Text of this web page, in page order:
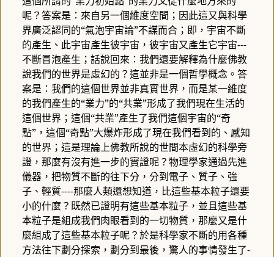
呢？答案是：來自另一個維度空間；因此這又與科學
界廣泛認同的“氣泡宇宙論”不謀而合；即，宇宙不斷
的產生、此宇宙產生彼宇宙，彼宇宙又產生它宇宙---
不斷冒泡產生；話說回來：我們還要解釋為什麼佛教
說我們的世界是虛幻的？這並非是一個哲學概念。答
案是：我們的這個世界並非真實世界，而是某一維度
的我們產生的“業力”的“共業”形成了我們現在生活的
這個世界；這個“共業”產生了我們這個宇宙的“奇
點”，這個“奇點”大爆炸形成了現在我們看到的、感知
的世界；這是理論上佛教所說的世間本虛幻的科學旁
證，那麼有沒有進一步的實證呢？物理學家通過先進
儀器，把物質不斷的往下分，分到電子、質子、強
子、輕質----那麼人類還想知道，比這些基本粒子還要
小的什麼？既然已證明有這些基本粒子，並且這些基
本粒子是組成我們肉眼看到的一切物質，那麼又是什
麼組成了這些基本粒子呢？於是科學家不斷的用各種
方法往下劃分探索，劃分到最後，驚人的事情發生了-